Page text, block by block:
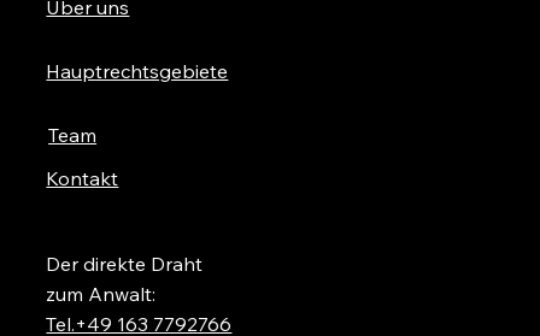
Über uns
Hauptrechtsgebiete
Team
Kontakt
Der direkte Draht
zum Anwalt:
Tel.+49 163 7792766